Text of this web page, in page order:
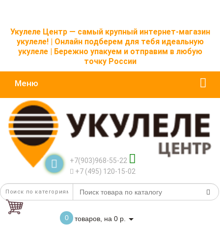
Укулеле Центр — самый крупный интернет-магазин
укулеле! | Онлайн подберем для тебя идеальную
укулеле | Бережно упакуем и отправим в любую
точку России
Меню
+7(903)968-55-22
+7 (495) 120-15-02
0 товаров, на 0 р.